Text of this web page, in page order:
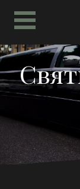
содержимому